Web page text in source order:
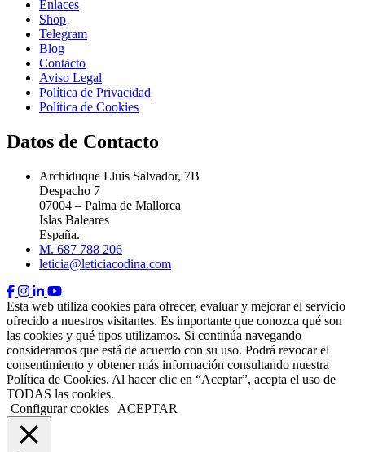
Enlaces
Shop
Telegram
Blog
Contacto
Aviso Legal
Política de Privacidad
Política de Cookies
Datos de Contacto
Archiduque Lluis Salvador, 7B
Despacho 7
07004 – Palma de Mallorca
Islas Baleares
España.
M. 687 788 206
leticia@leticiacodina.com
Esta web utiliza cookies para ofrecer, evaluar y mejorar el servicio
ofrecido a nuestros visitantes. Es importante que conozca qué son
las cookies y qué tipos utilizamos. Si continúa navegando
consideramos que está de acuerdo con su uso. Podrá revocar el
consentimiento y obtener más información consultando nuestra
Política de Cookies. Al hacer clic en “Aceptar”, acepta el uso de
TODAS las cookies.
Configurar cookies
ACEPTAR